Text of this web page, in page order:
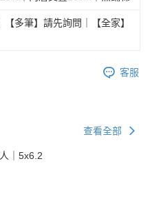
【多筆】請先詢問｜【全家】
客服
查看全部
｜5x6.2